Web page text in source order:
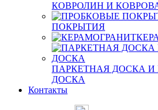
КОВРОЛИН И
ПОКРЫТИЯ
ПАРКЕТНАЯ ДОСКА
ДОСКА
Контакты